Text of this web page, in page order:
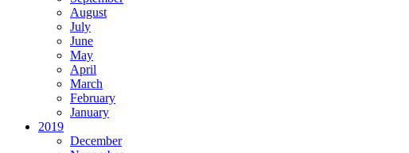
August
July
June
May
April
March
February
January
2019
December